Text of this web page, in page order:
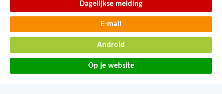
Dagelijkse melding
E-mail
Android
Op je website